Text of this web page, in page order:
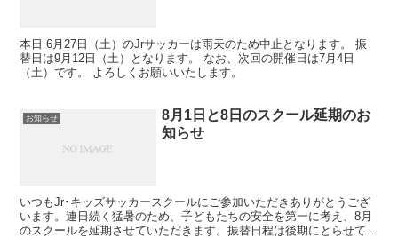
本日 6月27日（土）のJrサッカーは雨天のため中止となります。 振
替日は9月12日（土）となります。 なお、次回の開催日は7月4日
（土）です。 よろしくお願いいたします。
お知らせ
8月1日と8日のスクール延期のお
知らせ
いつもJr･キッズサッカースクールにご参加いただきありがとうござ
います。連日続く猛暑のため、子どもたちの安全を第一に考え、8月
のスクールを延期させていただきます。振替日程は後期にとらせてい